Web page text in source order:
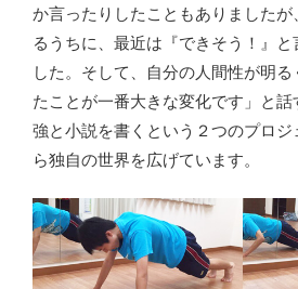
か言ったりしたこともありました
るうちに、最近は『できそう！』
した。そして、自分の人間性が明
たことが一番大きな変化です」と
強と小説を書くという２つのプロ
ら独自の世界を広げています。